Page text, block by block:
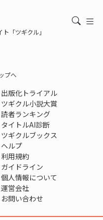
「ツギクル」
プへ
出版化トライアル
ツギクル小説大賞
読者ランキング
タイトルAI診断
ツギクルブックス
ヘルプ
利用規約
ガイドライン
個人情報について
運営会社
お問い合わせ